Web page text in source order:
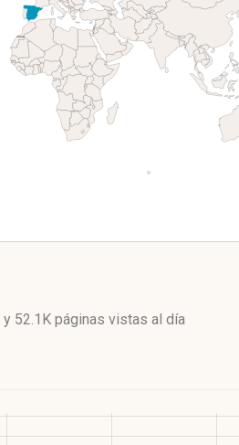
y 52.1K páginas vistas al día